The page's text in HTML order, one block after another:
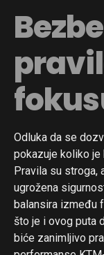
Odluka da se
pokazuje koliko je
Pravila su stroga,
ugrožena
balansira između
što je i ovog puta
biće zanimljivo